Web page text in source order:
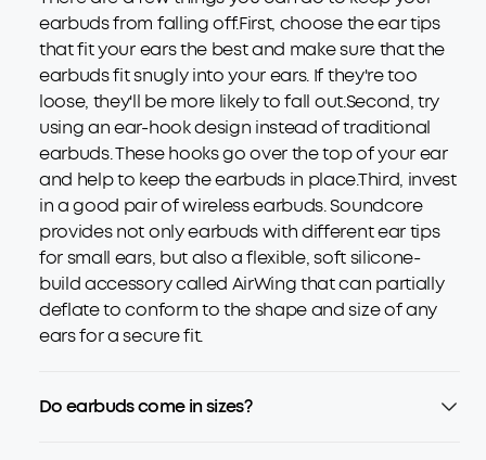
earbuds from falling off.First, choose the ear tips
that fit your ears the best and make sure that the
earbuds fit snugly into your ears. If they're too
loose, they'll be more likely to fall out.Second, try
using an ear-hook design instead of traditional
earbuds. These hooks go over the top of your ear
and help to keep the earbuds in place.Third, invest
in a good pair of wireless earbuds. Soundcore
provides not only earbuds with different ear tips
for small ears, but also a flexible, soft silicone-
build accessory called AirWing that can partially
deflate to conform to the shape and size of any
ears for a secure fit.
Do earbuds come in sizes?